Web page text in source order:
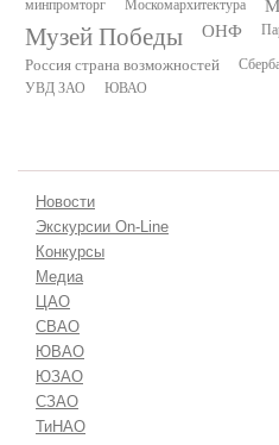
Музей Победы ОНФ
Россия страна возможностей
УВД ЗАО
ЮВАО
Новости
Экскурсии On-Line
Конкурсы
Медиа
ЦАО
СВАО
ЮВАО
ЮЗАО
СЗАО
ТиНАО